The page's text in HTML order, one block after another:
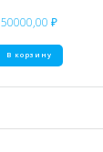
50000,00 ₽
В корзину